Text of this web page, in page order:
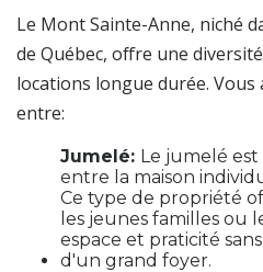
Le Mont Sainte-Anne, niché
de Québec, offre une
locations longue durée.
entre:
Jumelé: Le jumelé
entre la maison
Ce type de propriété
les jeunes familles ou
espace et praticité
d'un grand foyer.